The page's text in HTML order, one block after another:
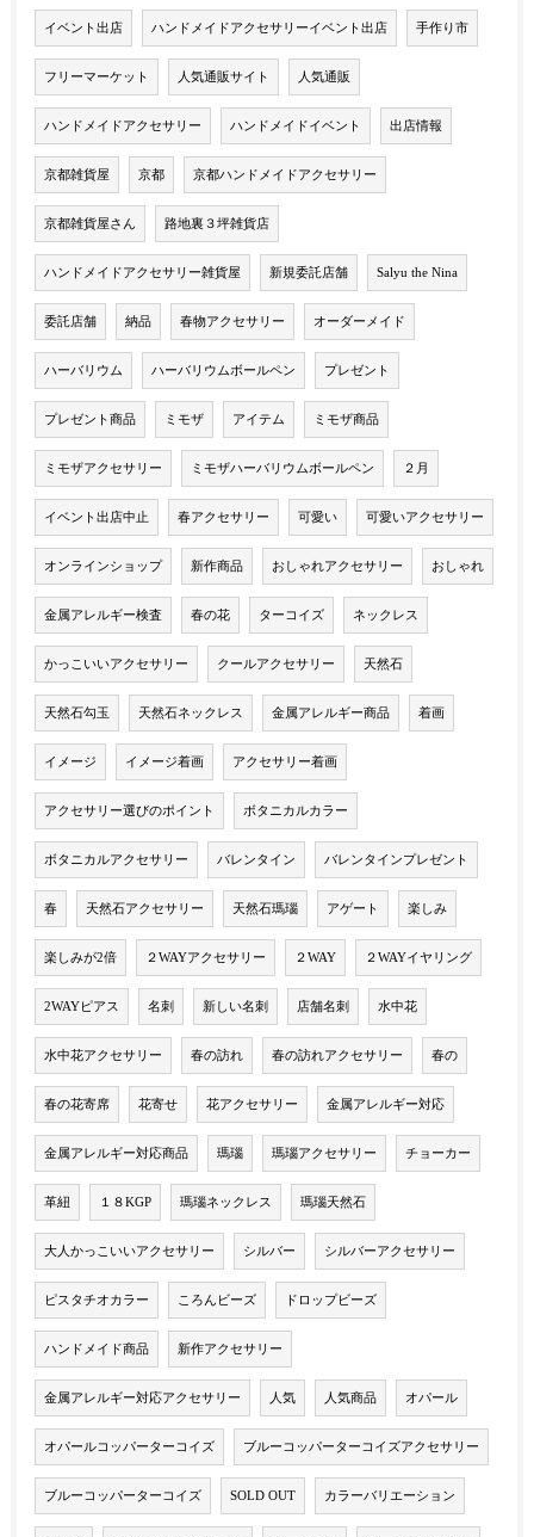
イベント出店 ハンドメイドアクセサリーイベント出店 手作り市
フリーマーケット 人気通販サイト 人気通販
ハンドメイドアクセサリー ハンドメイドイベント 出店情報
京都雑貨屋 京都 京都ハンドメイドアクセサリー
京都雑貨屋さん 路地裏３坪雑貨店
ハンドメイドアクセサリー雑貨屋 新規委託店舗 Salyu the Nina
委託店舗 納品 春物アクセサリー オーダーメイド
ハーバリウム ハーバリウムボールペン プレゼント
プレゼント商品 ミモザ アイテム ミモザ商品
ミモザアクセサリー ミモザハーバリウムボールペン ２月
イベント出店中止 春アクセサリー 可愛い 可愛いアクセサリー
オンラインショップ 新作商品 おしゃれアクセサリー おしゃれ
金属アレルギー検査 春の花 ターコイズ ネックレス
かっこいいアクセサリー クールアクセサリー 天然石
天然石勾玉 天然石ネックレス 金属アレルギー商品 着画
イメージ イメージ着画 アクセサリー着画
アクセサリー選びのポイント ボタニカルカラー
ボタニカルアクセサリー バレンタイン バレンタインプレゼント
春 天然石アクセサリー 天然石瑪瑙 アゲート 楽しみ
楽しみが2倍 ２WAYアクセサリー ２WAY ２WAYイヤリング
2WAYピアス 名刺 新しい名刺 店舗名刺 水中花
水中花アクセサリー 春の訪れ 春の訪れアクセサリー 春の
春の花寄席 花寄せ 花アクセサリー 金属アレルギー対応
金属アレルギー対応商品 瑪瑙 瑪瑙アクセサリー チョーカー
革紐 １８KGP 瑪瑙ネックレス 瑪瑙天然石
大人かっこいいアクセサリー シルバー シルバーアクセサリー
ピスタチオカラー ころんビーズ ドロップビーズ
ハンドメイド商品 新作アクセサリー
金属アレルギー対応アクセサリー 人気 人気商品 オパール
オパールコッパーターコイズ ブルーコッパーターコイズアクセサリー
ブルーコッパーターコイズ SOLD OUT カラーバリエーション